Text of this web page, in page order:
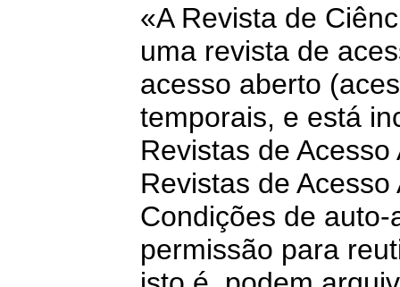
«A Revista de
uma revista de
acesso aberto
temporais, e está
Revistas de
Revistas de
Condições de
permissão para